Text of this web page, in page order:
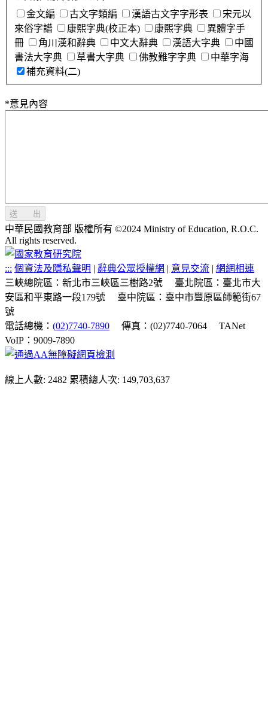
金文編
古文字類編 漢語古文字字形表
宋元以
來俗字譜
康熙字典(校正本) 康熙字典
異體字手
冊
角川漢和辭典 中文大辭典 漢語大字典
中國
書法大字典
草書大字典 佛教難字字典
中華字海
補充資料(二)
*意見內容
送 出
中華民國教育部 版權所有 ©2024 Ministry of Education, R.O.C.
All rights reserved.
::: 個資法及隱私聲明 | 辭典公眾授權網 | 意見交流 | 網網相連
三峽總院區：新北市三峽區三樹路2號
臺北院區：臺北市大
安區和平東路一段179號
臺中院區：臺中市豐原區師範街67
號
電話總機： (02)7740-7890 傳真：(02)7740-7064
TANet
VoIP：9009-7890
線上人數: 2482 累積總人次: 149,703,637